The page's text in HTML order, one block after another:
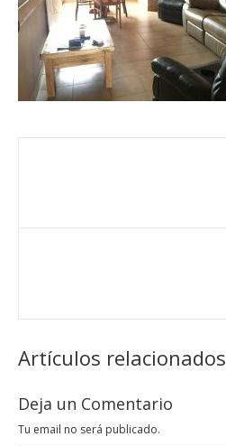
Artículos relacionados
Deja un Comentario
Tu email no será publicado.